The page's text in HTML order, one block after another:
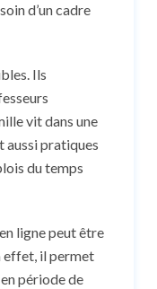
d’un cadre
Ils
vit dans une
aussi pratiques
du temps
ligne peut être
effet, il permet
période de